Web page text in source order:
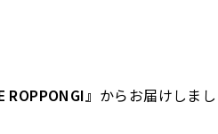
ROPPONGI』 からお届けしま